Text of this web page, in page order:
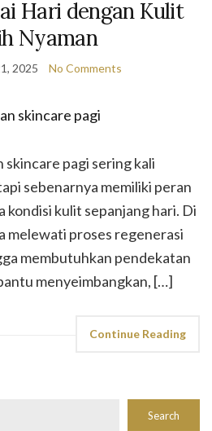
Hari dengan Kulit
Nyaman
2025 No Comments
pagi sering kali
sebenarnya memiliki peran
kondisi kulit sepanjang hari. Di
melewati proses regenerasi
membutuhkan pendekatan
menyeimbangkan, […]
Continue Reading
Search